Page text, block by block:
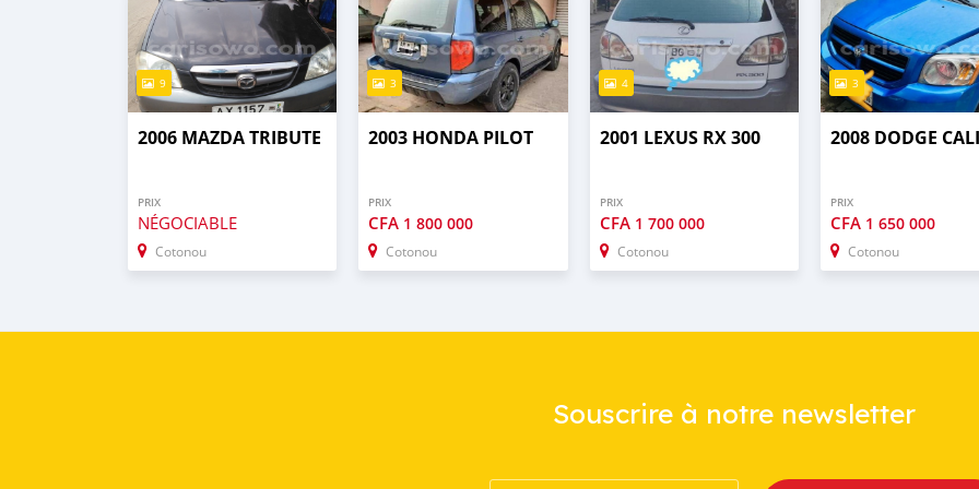
9
2006 MAZDA TRIBUTE
PRIX
NÉGOCIABLE
Cotonou
3
2003 HONDA PILOT
PRIX
CFA 1 800 000
Cotonou
4
2001 LEXUS RX 300
PRIX
CFA 1 700 000
Cotonou
3
2008 DODGE
PRIX
CFA 1 650 000
Cotonou
Souscrire à notre newsletter